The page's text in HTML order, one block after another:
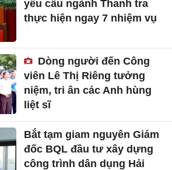
yêu cầu ngành Thanh tra
thực hiện ngay 7 nhiệm vụ
Dòng người đến Công
viên Lê Thị Riêng tưởng
niệm, tri ân các Anh hùng
liệt sĩ
Bắt tạm giam nguyên Giám
đốc BQL đầu tư xây dựng
công trình dân dụng Hải